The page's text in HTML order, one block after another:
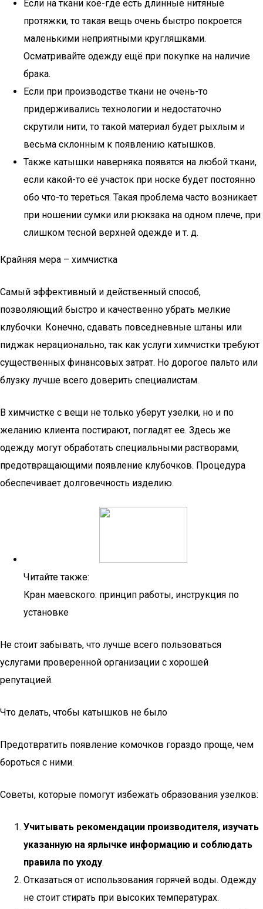
Если на ткани кое-где есть длинные нитяные
протяжки, то такая вещь очень быстро покроется
маленькими неприятными кругляшками.
Осматривайте одежду ещё при покупке на наличие
брака.
Если при производстве ткани не очень-то
придерживались технологии и недостаточно
скрутили нити, то такой материал будет рыхлым и
весьма склонным к появлению катышков.
Также катышки наверняка появятся на любой ткани,
если какой-то её участок при носке будет постоянно
обо что-то тереться. Такая проблема часто возникает
при ношении сумки или рюкзака на одном плече, при
слишком тесной верхней одежде и т. д.
Крайняя мера – химчистка
Самый эффективный и действенный способ,
позволяющий быстро и качественно убрать мелкие
клубочки. Конечно, сдавать повседневные штаны или
пиджак нерационально, так как услуги химчистки требуют
существенных финансовых затрат. Но дорогое пальто или
блузку лучше всего доверить специалистам.
В химчистке с вещи не только уберут узелки, но и по
желанию клиента постирают, погладят ее. Здесь же
одежду могут обработать специальными растворами,
предотвращающими появление клубочков. Процедура
обеспечивает долговечность изделию.
Читайте также:
Кран маевского: принцип работы, инструкция по
установке
Не стоит забывать, что лучше всего пользоваться
услугами проверенной организации с хорошей
репутацией.
Что делать, чтобы катышков не было
Предотвратить появление комочков гораздо проще, чем
бороться с ними.
Советы, которые помогут избежать образования узелков:
Учитывать рекомендации производителя, изучать
указанную на ярлычке информацию и соблюдать
правила по уходу.
Отказаться от использования горячей воды. Одежду
не стоит стирать при высоких температурах.